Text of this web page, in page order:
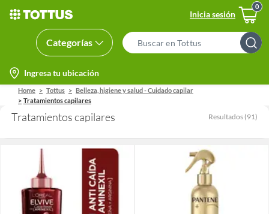
Inicia sesión
Categorías
Search
Bar
location-
icon
Ingresa tu ubicación
Home Tottus
Belleza, higiene y salud - Cuidado capilar
Tratamientos capilares
Tratamientos capilares Resultados (91)